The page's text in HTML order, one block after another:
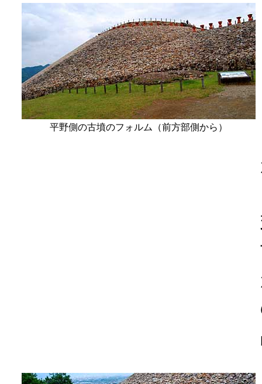
平野側の古墳のフォルム（前方部側から）